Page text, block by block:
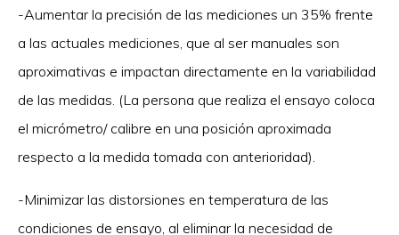
-Aumentar la precisión de las mediciones un 35% frente
a las actuales mediciones, que al ser manuales son
aproximativas e impactan directamente en la variabilidad
de las medidas. (La persona que realiza el ensayo coloca
el micrómetro/ calibre en una posición aproximada
respecto a la medida tomada con anterioridad).
-Minimizar las distorsiones en temperatura de las
condiciones de ensayo, al eliminar la necesidad de